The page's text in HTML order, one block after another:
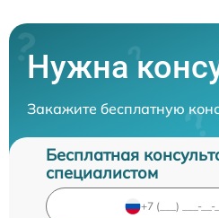
Нужна
Закажите бесплатную
Бесплатная
специалистом